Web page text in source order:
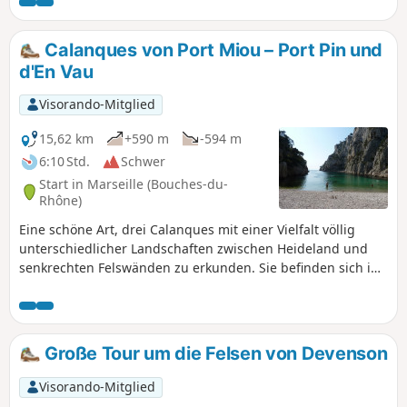
1500 €.
Calanques von Port Miou – Port Pin und
d'En Vau
Visorando-Mitglied
15,62 km
+590 m
-594 m
6:10 Std.
Schwer
Start in Marseille (Bouches-du-
Rhône)
Eine schöne Art, drei Calanques mit einer Vielfalt völlig
unterschiedlicher Landschaften zwischen Heideland und
senkrechten Felswänden zu erkunden. Sie befinden sich im
gelten. Bei Nichtbeachtung dieser Vorschriften droht Ihnen
eine Geldstrafe von bis zu 1500 €.
Große Tour um die Felsen von Devenson
Visorando-Mitglied